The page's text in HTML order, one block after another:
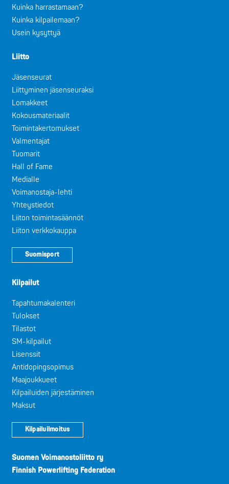
Kuinka harrastamaan?
Kuinka kilpailemaan?
Usein kysyttyä
Liitto
Jäsenseurat
Liittyminen jäsenseuraksi
Lomakkeet
Kokousmateriaalit
Toimintakertomukset
Valmentajat
Tuomarit
Hall of Fame
Medialle
Voimanostaja-lehti
Yhteystiedot
Liiton toimintasäännöt
Liiton verkkokauppa
Suomisport
Kilpailut
Tapahtumakalenteri
Tulokset
Tilastot
SM-kilpailut
Lisenssit
Antidopingsopimus
Maajoukkueet
Kilpailuiden järjestäminen
Maksut
Kilpailuilmoitus
Suomen Voimanostoliitto ry
Finnish Powerlifting Federation